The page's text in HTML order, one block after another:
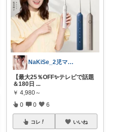
NaKiSe_2児ママ🌸訪問感謝です
【最大25％OFF✨テレビで話題
＆180日 ...
￥ 4,980～
0 0 6
コレ いいね